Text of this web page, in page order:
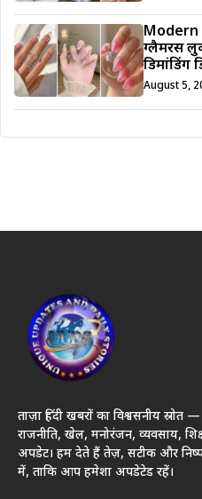
Modern
ग्लैमरस
डिमांडिंग
August 5,
ताज़ा हिंदी खबरों का विश्वसनीय स्रोत —
राजनीति, खेल, मनोरंजन, व्यवसाय,
अपडेट। हम देते हैं तेज़, सटीक और
में, ताकि आप हमेशा अपडेटेड रहें।